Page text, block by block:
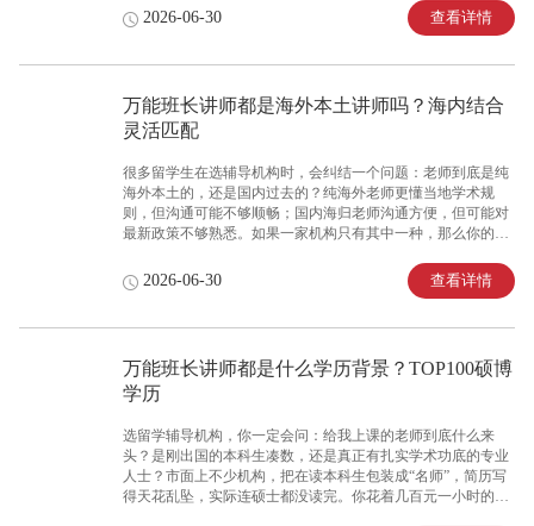
的，用的还是同一套模板。专业细分千差万别，师资却没有对
应细分——这种“大锅饭式”的匹配，根本解决不了你的具体痛
你所学细分领域的专业导师。此时，了解一家机构在商科方向
的师资覆盖深度，成为判断其能否精准解决你学术问题的关
键。面对“万能班长讲师擅长哪些主流商科专业？有没有对口细
分方向的老师”的疑问，深耕留学服务16年的万能班长，讲师团
2026-06-30 查看详情
万能班长讲师都是海外本土讲师吗？海内结合
灵活匹配
很多留学生在选辅导机构时，会纠结一个问题：老师到底是纯
海外本土的，还是国内过去的？纯海外老师更懂当地学术规
则，但沟通可能不够顺畅；国内海归老师沟通方便，但可能对
最新政策不够熟悉。如果一家机构只有其中一种，那么你的需
是能够融合两种优势的综合型师资团队——既有海外本土的学
术敏锐度，又有海归老师的沟通便利性。此时，了解一家机构
对“万能班长讲师都是海外本土讲师吗？有没有国内背景的老
师”的疑问，深耕留学服务16年的万能班长，讲师团队分为海外
本土名校讲师与海归资深讲师两大板块，结合海外教学思维与
国内沟通优势，成为众多留学生在“本土化”与“接地气”之间无
2026-06-30 查看详情
万能班长讲师都是什么学历背景？TOP100硕博
学历
选留学辅导机构，你一定会问：给我上课的老师到底什么来
头？是刚出国的本科生凑数，还是真正有扎实学术功底的专业
人士？市面上不少机构，把在读本科生包装成“名师”，简历写
得天花乱坠，实际连硕士都没读完。你花着几百元一小时的课